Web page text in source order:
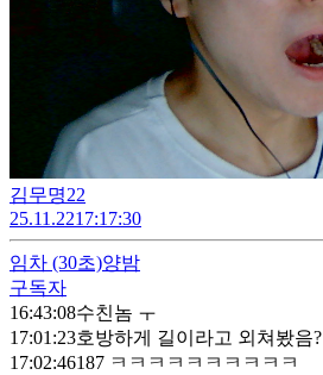
김무명22
25.11.2217:17:30
임차 (30초)양밤
구독자
16:43:08수친놈 ㅜ
17:01:23호방하게 길이라고 외쳐봤음?
17:02:46187 ㅋㅋㅋㅋㅋㅋㅋㅋㅋㅋ